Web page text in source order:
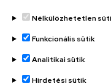
Szervezeti egység
Nélkülözhetetlen
Funkcionális sütik
Analitikai sütik
Hirdetési sütik